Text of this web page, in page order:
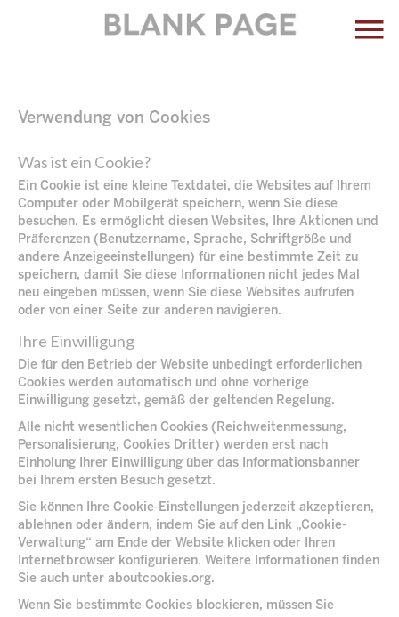
Verwendung von Cookies
Was ist ein Cookie?
Ein Cookie ist eine kleine Textdatei, die Websites auf Ihrem
Computer oder Mobilgerät speichern, wenn Sie diese
besuchen. Es ermöglicht diesen Websites, Ihre Aktionen und
Präferenzen (Benutzername, Sprache, Schriftgröße und
andere Anzeigeeinstellungen) für eine bestimmte Zeit zu
speichern, damit Sie diese Informationen nicht jedes Mal
neu eingeben müssen, wenn Sie diese Websites aufrufen
oder von einer Seite zur anderen navigieren.
Ihre Einwilligung
Die für den Betrieb der Website unbedingt erforderlichen
Cookies werden automatisch und ohne vorherige
Einwilligung gesetzt, gemäß der geltenden Regelung.
Alle nicht wesentlichen Cookies (Reichweitenmessung,
Personalisierung, Cookies Dritter) werden erst nach
Einholung Ihrer Einwilligung über das Informationsbanner
bei Ihrem ersten Besuch gesetzt.
Sie können Ihre Cookie-Einstellungen jederzeit akzeptieren,
ablehnen oder ändern, indem Sie auf den Link „Cookie-
Verwaltung“ am Ende der Website klicken oder Ihren
Internetbrowser konfigurieren. Weitere Informationen finden
Sie auch unter aboutcookies.org.
Wenn Sie bestimmte Cookies blockieren, müssen Sie